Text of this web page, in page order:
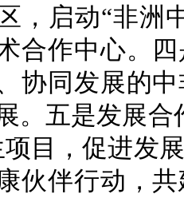
，启动“非洲
合作中心。
协同发展的
。五是发展合
项目，促进发
伙伴行动，